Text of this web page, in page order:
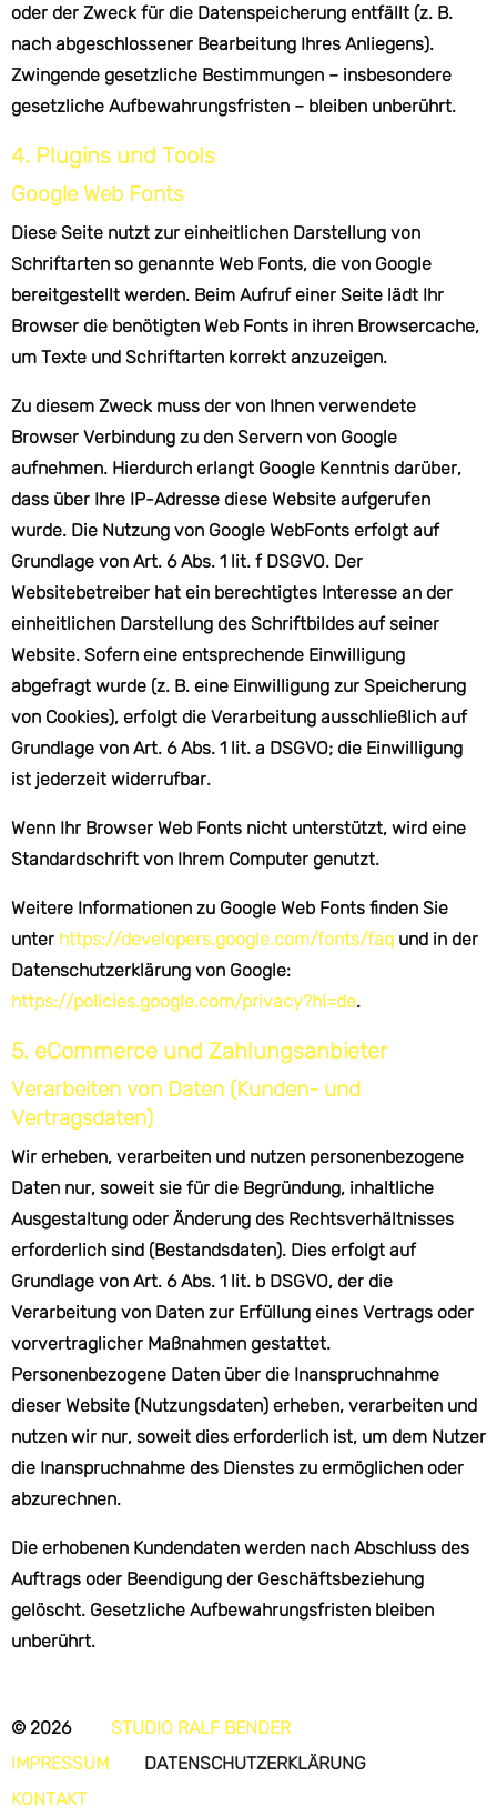
oder der Zweck für die Datenspeicherung entfällt (z. B.
nach abgeschlossener Bearbeitung Ihres Anliegens).
Zwingende gesetzliche Bestimmungen – insbesondere
gesetzliche Aufbewahrungsfristen – bleiben unberührt.
4. Plugins und Tools
Google Web Fonts
Diese Seite nutzt zur einheitlichen Darstellung von
Schriftarten so genannte Web Fonts, die von Google
bereitgestellt werden. Beim Aufruf einer Seite lädt Ihr
Browser die benötigten Web Fonts in ihren Browsercache,
um Texte und Schriftarten korrekt anzuzeigen.
Zu diesem Zweck muss der von Ihnen verwendete
Browser Verbindung zu den Servern von Google
aufnehmen. Hierdurch erlangt Google Kenntnis darüber,
dass über Ihre IP-Adresse diese Website aufgerufen
wurde. Die Nutzung von Google WebFonts erfolgt auf
Grundlage von Art. 6 Abs. 1 lit. f DSGVO. Der
Websitebetreiber hat ein berechtigtes Interesse an der
einheitlichen Darstellung des Schriftbildes auf seiner
Website. Sofern eine entsprechende Einwilligung
abgefragt wurde (z. B. eine Einwilligung zur Speicherung
von Cookies), erfolgt die Verarbeitung ausschließlich auf
Grundlage von Art. 6 Abs. 1 lit. a DSGVO; die Einwilligung
ist jederzeit widerrufbar.
Wenn Ihr Browser Web Fonts nicht unterstützt, wird eine
Standardschrift von Ihrem Computer genutzt.
Weitere Informationen zu Google Web Fonts finden Sie
unter https://developers.google.com/fonts/faq und in der
Datenschutzerklärung von Google:
https://policies.google.com/privacy?hl=de.
5. eCommerce und Zahlungs­anbieter
Verarbeiten von Daten (Kunden- und
Vertragsdaten)
Wir erheben, verarbeiten und nutzen personenbezogene
Daten nur, soweit sie für die Begründung, inhaltliche
Ausgestaltung oder Änderung des Rechtsverhältnisses
erforderlich sind (Bestandsdaten). Dies erfolgt auf
Grundlage von Art. 6 Abs. 1 lit. b DSGVO, der die
Verarbeitung von Daten zur Erfüllung eines Vertrags oder
vorvertraglicher Maßnahmen gestattet.
Personenbezogene Daten über die Inanspruchnahme
dieser Website (Nutzungsdaten) erheben, verarbeiten und
nutzen wir nur, soweit dies erforderlich ist, um dem Nutzer
die Inanspruchnahme des Dienstes zu ermöglichen oder
abzurechnen.
Die erhobenen Kundendaten werden nach Abschluss des
Auftrags oder Beendigung der Geschäftsbeziehung
gelöscht. Gesetzliche Aufbewahrungsfristen bleiben
unberührt.
© 2026
STUDIO RALF BENDER
IMPRESSUM
DATENSCHUTZERKLÄRUNG
KONTAKT